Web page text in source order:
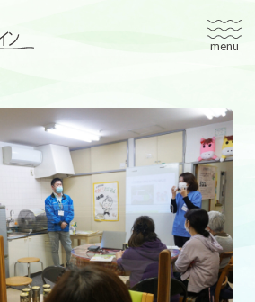
株式会社かいごデザイン
タリト
ト実籾